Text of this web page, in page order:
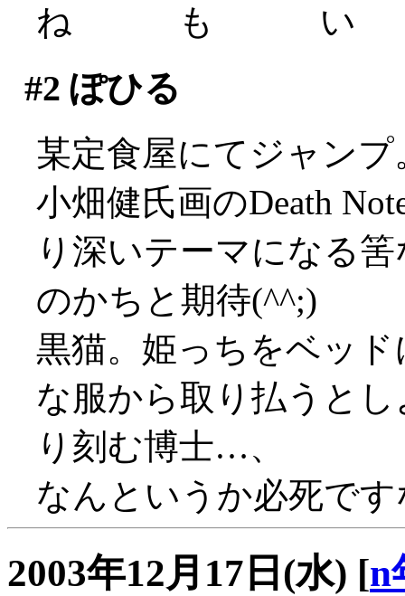
ね も い
#2 ぽひる
某定食屋にてジャンプ
小畑健氏画のDeath
り深いテーマになる
のかちと期待(^^;)
黒猫。姫っちをベッ
な服から取り払うと
り刻む博士…、
なんというか必死で
2003年12月17日(水) [n